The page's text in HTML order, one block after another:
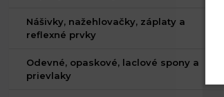
Nášivky, nažehlovačky, záplaty a
reflexné prvky
Odevné, opaskové, laclové spony a
prievlaky